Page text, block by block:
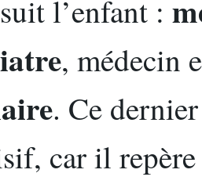
l’enfant :
, médecin
. Ce
car il